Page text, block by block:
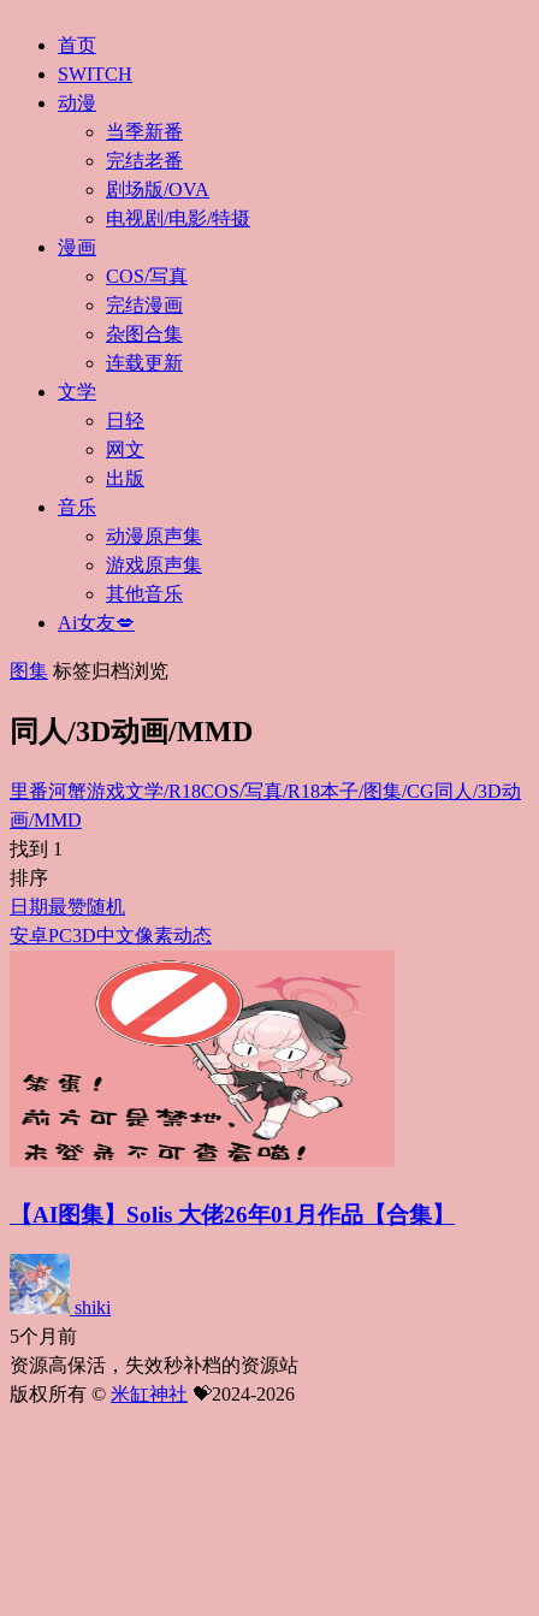
首页
SWITCH
动漫
当季新番
完结老番
剧场版/OVA
电视剧/电影/特摄
漫画
COS/写真
完结漫画
杂图合集
连载更新
文学
日轻
网文
出版
音乐
动漫原声集
游戏原声集
其他音乐
Ai女友💋
图集 标签归档浏览
同人/3D动画/MMD
里番河蟹游戏文学/R18COS/写真/R18本子/图集/CG同人/3D动
画/MMD
找到 1
排序
日期最赞随机
安卓PC3D中文像素动态
【AI图集】Solis 大佬26年01月作品【合集】
shiki
5个月前
资源高保活，失效秒补档的资源站
版权所有 © 米缸神社 💝2024-2026